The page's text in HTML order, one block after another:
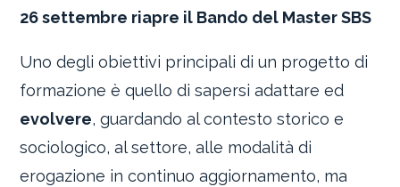
26 settembre riapre il Bando del Master SBS
Uno degli obiettivi principali di un progetto di
formazione è quello di sapersi adattare ed
evolvere, guardando al contesto storico e
sociologico, al settore, alle modalità di
erogazione in continuo aggiornamento, ma